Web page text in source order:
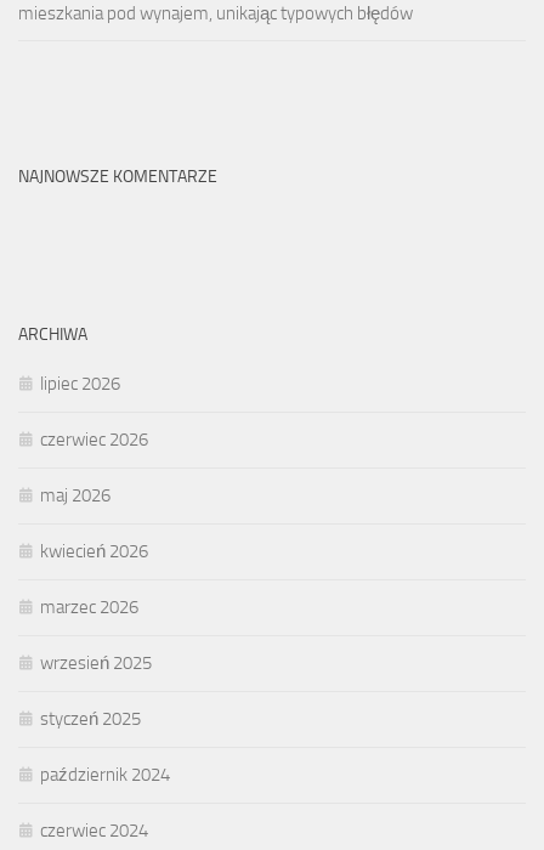
mieszkania pod wynajem, unikając typowych błędów
NAJNOWSZE KOMENTARZE
ARCHIWA
lipiec 2026
czerwiec 2026
maj 2026
kwiecień 2026
marzec 2026
wrzesień 2025
styczeń 2025
październik 2024
czerwiec 2024